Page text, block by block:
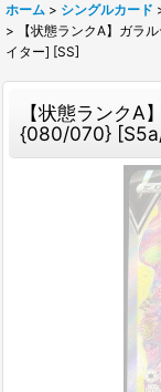
ホーム > シングルカード
>
【状態ランクA】ガラ
イター] [SS]
【状態ランクA
{080/070}